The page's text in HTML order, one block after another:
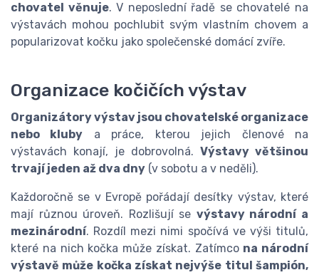
chovatel věnuje. V neposlední řadě se chovatelé na
výstavách mohou pochlubit svým vlastním chovem a
popularizovat kočku jako společenské domácí zvíře.
Organizace kočičích výstav
Organizátory výstav jsou chovatelské organizace
nebo kluby a práce, kterou jejich členové na
výstavách konají, je dobrovolná. Výstavy většinou
trvají jeden až dva dny (v sobotu a v neděli).
Každoročně se v Evropě pořádají desítky výstav, které
mají různou úroveň. Rozlišují se výstavy národní a
mezinárodní. Rozdíl mezi nimi spočívá ve výši titulů,
které na nich kočka může získat. Zatímco na národní
výstavě může kočka získat nejvýše titul šampión,